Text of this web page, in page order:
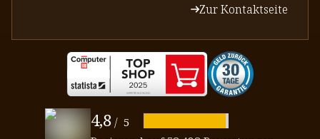
Zur Kontaktseite
4,8/ 5